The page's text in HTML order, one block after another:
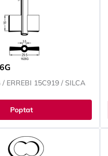
/ ERREBI 15C919 / SILCA
Poptat